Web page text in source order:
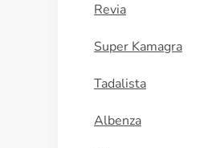
Revia
Super Kamagra
Tadalista
Albenza